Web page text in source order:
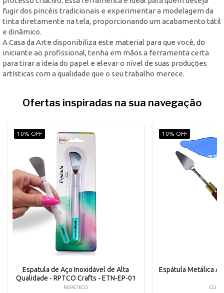
fugir dos pincéis tradicionais e experimentar a modelagem da
tinta diretamente na tela, proporcionando um acabamento tátil
e dinâmico.
A Casa da Arte disponibiliza este material para que você, do
iniciante ao profissional, tenha em mãos a ferramenta certa
para tirar a ideia do papel e elevar o nível de suas produções
artísticas com a qualidade que o seu trabalho merece.
Ofertas inspiradas na sua navegação
10% OFF
Espatula de Aço Inoxidável de Alta
Qualidade - RPTCO Crafts - ETN-EP-01
REPETECO
10% OFF
Espátula Metálica